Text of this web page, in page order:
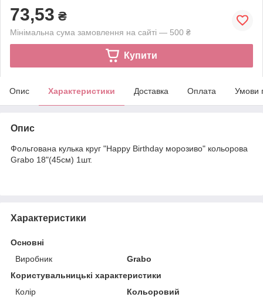
73,53 ₴
Мінімальна сума замовлення на сайті — 500 ₴
Купити
Опис Характеристики Доставка Оплата Умови
Опис
Фольгована кулька круг "Happy Birthday морозиво" кольорова
Grabo 18"(45см) 1шт.
Характеристики
Основні
Виробник
Grabo
Користувальницькі характеристики
Колір
Кольоровий